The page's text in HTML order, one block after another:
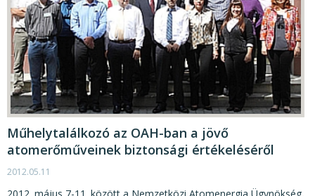
Műhelytalálkozó az OAH-ban a jövő
atomerőműveinek biztonsági értékeléséről
2012.05.11